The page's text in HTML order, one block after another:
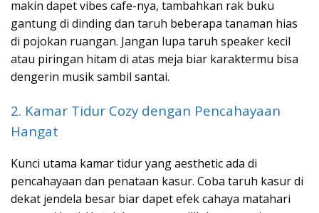
makin dapet vibes cafe-nya, tambahkan rak buku
gantung di dinding dan taruh beberapa tanaman hias
di pojokan ruangan. Jangan lupa taruh speaker kecil
atau piringan hitam di atas meja biar karaktermu bisa
dengerin musik sambil santai.
2. Kamar Tidur Cozy dengan Pencahayaan
Hangat
Kunci utama kamar tidur yang aesthetic ada di
pencahayaan dan penataan kasur. Coba taruh kasur di
dekat jendela besar biar dapet efek cahaya matahari